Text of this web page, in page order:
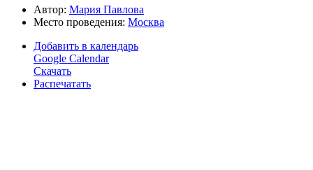
Автор: Мария Павлова
Место проведения: Москва
Добавить в календарь
Google Calendar
Скачать
Распечатать